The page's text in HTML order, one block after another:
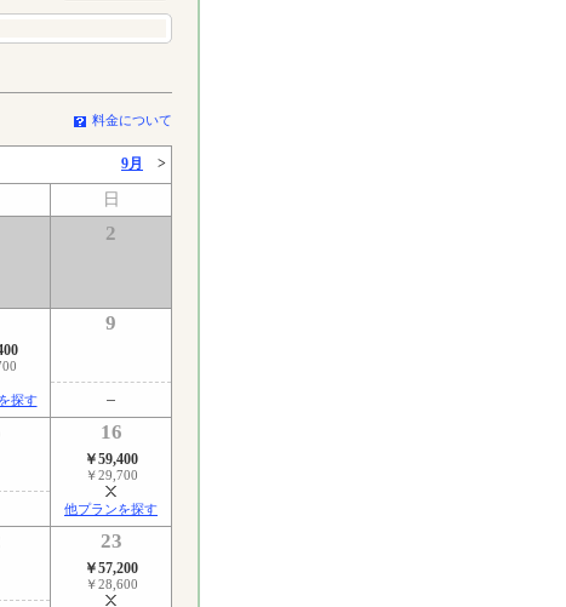
料金について
9月 >
日
2
探す
9
16
￥59,400
￥29,700
他プランを探す
23
￥57,200
￥28,600